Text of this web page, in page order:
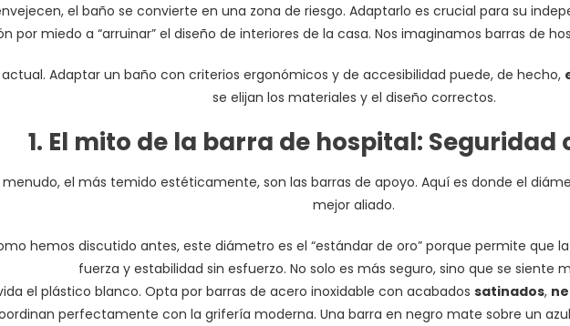
el baño se convierte en una zona de riesgo. Adaptarlo es crucial para su
por miedo a “arruinar” el diseño de interiores de la casa. Nos imaginamos barras de
Adaptar un baño con criterios ergonómicos y de accesibilidad puede, de hecho,
se elijan los materiales y el diseño correctos.
1. El mito de la barra de hospital: Seguridad
el más temido estéticamente, son las barras de apoyo. Aquí es donde el
mejor aliado.
hemos discutido antes, este diámetro es el “estándar de oro” porque permite que
fuerza y estabilidad sin esfuerzo. No solo es más seguro, sino que se siente
el plástico blanco. Opta por barras de acero inoxidable con acabados satinados,
perfectamente con la grifería moderna. Una barra en negro mate sobre un